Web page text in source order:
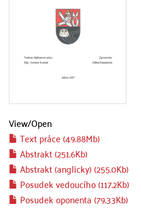
View/Open
Text práce (49.88Mb)
Abstrakt (251.6Kb)
Abstrakt (anglicky) (255.0Kb)
Posudek vedoucího (117.2Kb)
Posudek oponenta (79.33Kb)